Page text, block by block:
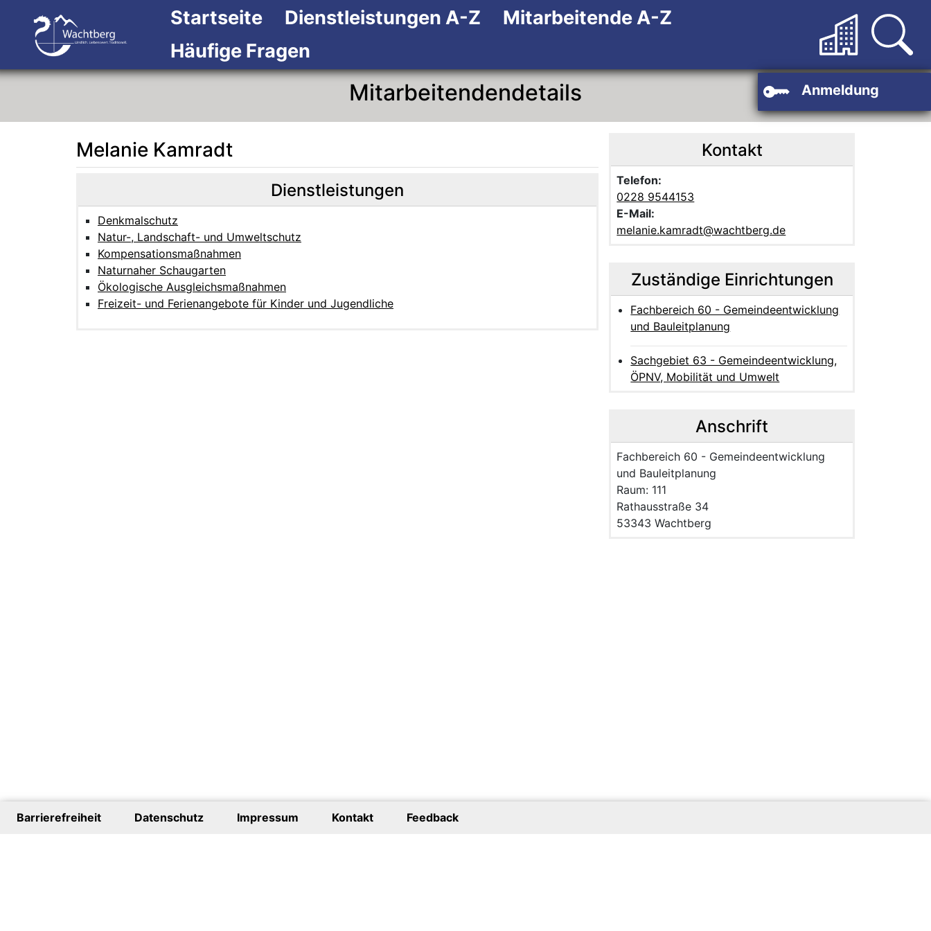
Zum Header
Zum Hauptinhalt
Zum Footer
Startseite Dienstleistungen A-Z
Mitarbeitende A-Z
Häufige Fragen
Anmeldung
Mitarbeitendendetails
Melanie Kamradt
Dienstleistungen
Denkmalschutz
Natur-, Landschaft- und Umweltschutz
Kompensationsmaßnahmen
Naturnaher Schaugarten
Ökologische Ausgleichsmaßnahmen
Freizeit- und Ferienangebote für Kinder und Jugendliche
Kontakt
Telefon:
0228 9544153
E-Mail:
melanie.kamradt@wachtberg.de
Zuständige Einrichtungen
Fachbereich 60 - Gemeindeentwicklung
und Bauleitplanung
Sachgebiet 63 - Gemeindeentwicklung,
ÖPNV, Mobilität und Umwelt
Anschrift
Name der Einrichtung:
Fachbereich 60 - Gemeindeentwicklung
und Bauleitplanung
Raum des Mitarbeitenden
Raum: 111
Strasse und Hausnummer
Rathausstraße 34
PLZ und Ort
53343 Wachtberg
Barrierefreiheit Datenschutz Impressum Kontakt Feedback